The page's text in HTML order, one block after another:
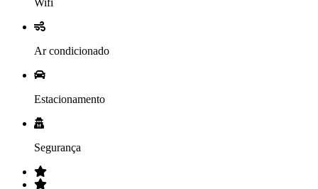
Wifi
Ar condicionado
Estacionamento
Segurança